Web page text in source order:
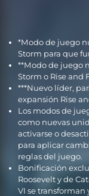
*Modo de juego
Storm para que
**Modo de juego
Storm o Rise and
***Nuevo líder,
expansión Rise
Los modos de
como nuevas
activarse o
para aplicar
reglas del juego.
Bonificación
Roosevelt y de
VI se